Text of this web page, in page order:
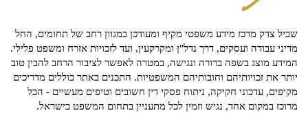
שביל צדק מרכז מידע משפטי מקיף ומעודכן במגוון רחב של תחומים, החל
מדיני עבודה ועסקים, דרך נדל"ן ומקרקעין, ועד לזכויות אזרח ומשפט פלילי.
המידע מוצג בשפה ברורה ונגישה, במטרה לאפשר לציבור הרחב להבין טוב
יותר את זכויותיהם וחובותיהם המשפטיות. התכנים באתר כוללים מדריכים
מקיפים, עדכוני חקיקה, ניתוח פסקי דין חשובים וטיפים מעשיים - הכל
מרוכז במקום אחד, נגיש וזמין לכל מתעניין בתחום המשפט בישראל.